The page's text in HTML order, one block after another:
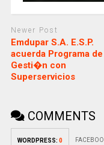
Newer Post
Emdupar S.A. E.S.P.
acuerda Programa de
Gesti�n con
Superservicios
COMMENTS
WORDPRESS: 0